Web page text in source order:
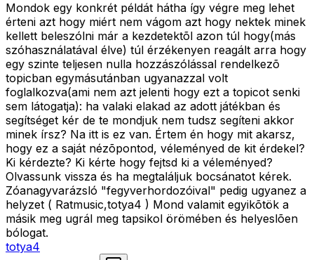
Mondok egy konkrét példát hátha így végre meg lehet
érteni azt hogy miért nem vágom azt hogy nektek minek
kellett beleszólni már a kezdetektõl azon túl hogy(más
szóhasználatával élve) túl érzékenyen reagált arra hogy
egy szinte teljesen nulla hozzászólással rendelkezõ
topicban egymásutánban ugyanazzal volt
foglalkozva(ami nem azt jelenti hogy ezt a topicot senki
sem látogatja): ha valaki elakad az adott játékban és
segítséget kér de te mondjuk nem tudsz segíteni akkor
minek írsz? Na itt is ez van. Értem én hogy mit akarsz,
hogy ez a saját nézõpontod, véleményed de kit érdekel?
Ki kérdezte? Ki kérte hogy fejtsd ki a véleményed?
Olvassunk vissza és ha megtaláljuk bocsánatot kérek.
Zóanagyvarázsló "fegyverhordozóival" pedig ugyanez a
helyzet ( Ratmusic,totya4 ) Mond valamit egyikõtök a
másik meg ugrál meg tapsikol örömében és helyeslõen
bólogat.
totya4